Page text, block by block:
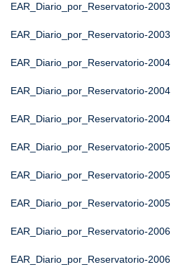
EAR_Diario_por_Reservatorio-2003
EAR_Diario_por_Reservatorio-2003
EAR_Diario_por_Reservatorio-2004
EAR_Diario_por_Reservatorio-2004
EAR_Diario_por_Reservatorio-2004
EAR_Diario_por_Reservatorio-2005
EAR_Diario_por_Reservatorio-2005
EAR_Diario_por_Reservatorio-2005
EAR_Diario_por_Reservatorio-2006
EAR_Diario_por_Reservatorio-2006